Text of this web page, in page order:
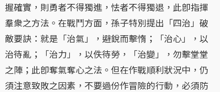
握確實，則勇者不得獨進，怯者不得獨退，此卽指揮
羣衆之方法。在戰鬥方面，孫子特別提出「四治」破
敵要訣：就是「治氣」，避銳而擊惰；「治心」，以
治待亂；「治力」，以佚待勞，「治變」，勿擊堂堂
之陣；此卽奪氣奪心之法。但在作戰順利狀況中，仍
須注意致敗之因素，不要過份作冒險的行動，必須防